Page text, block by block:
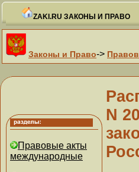
ZAKI.RU ЗАКОНЫ И ПРАВО
Законы и Право->
Правовые акты
международные
N